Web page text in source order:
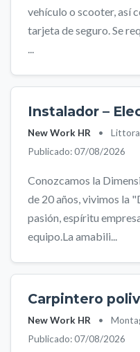
vehículo o scooter, así
tarjeta de seguro. Se
...
Instalador –
New Work HR •
Publicado: 07/08/2026
Conozcamos la
de 20 años, vivimos la
pasión, espíritu
equipo.La amabili...
Carpintero
New Work HR •
Publicado: 07/08/2026